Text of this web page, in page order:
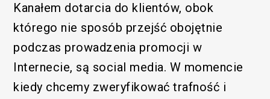
Kanałem dotarcia do klientów, obok
którego nie sposób przejść obojętnie
podczas prowadzenia promocji w
Internecie, są social media. W momencie
kiedy chcemy zweryfikować trafność i